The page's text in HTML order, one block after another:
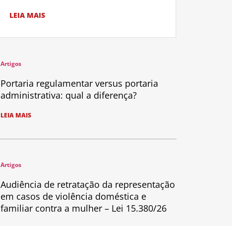
LEIA MAIS
Artigos
Portaria regulamentar versus portaria
administrativa: qual a diferença?
LEIA MAIS
Artigos
Audiência de retratação da representação
em casos de violência doméstica e
familiar contra a mulher – Lei 15.380/26